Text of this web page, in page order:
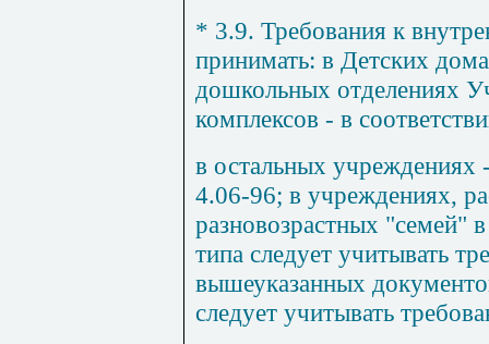
* 3.9. Требования к
принимать: в Детских
дошкольных отделениях
комплексов - в
в остальных
4.06-96; в учреждениях,
разновозрастных "семей"
типа следует учитывать
вышеуказанных
следует учитывать